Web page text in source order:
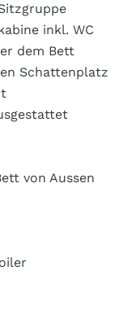
inkl. WC
dem Bett
Schattenplatz
von Aussen